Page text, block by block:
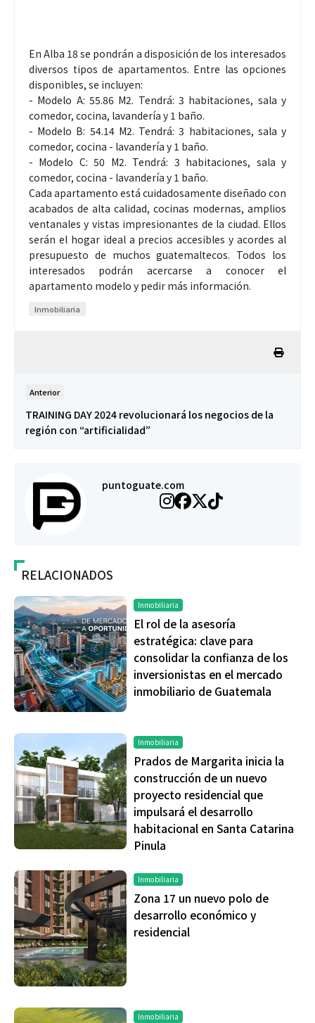
En Alba 18 se pondrán a disposición de los interesados
diversos tipos de apartamentos. Entre las opciones
disponibles, se incluyen:
- Modelo A: 55.86 M2. Tendrá: 3 habitaciones, sala y
comedor, cocina, lavandería y 1 baño.
- Modelo B: 54.14 M2. Tendrá: 3 habitaciones, sala y
comedor, cocina - lavandería y 1 baño.
- Modelo C: 50 M2. Tendrá: 3 habitaciones, sala y
comedor, cocina - lavandería y 1 baño.
Cada apartamento está cuidadosamente diseñado con
acabados de alta calidad, cocinas modernas, amplios
ventanales y vistas impresionantes de la ciudad. Ellos
serán el hogar ideal a precios accesibles y acordes al
presupuesto de muchos guatemaltecos. Todos los
interesados podrán acercarse a conocer el
apartamento modelo y pedir más información.
Inmobiliaria
Anterior
TRAINING DAY 2024 revolucionará los negocios de la
región con “artificialidad”
puntoguate.com
RELACIONADOS
Inmobiliaria
El rol de la asesoría
estratégica: clave para
consolidar la confianza de los
inversionistas en el mercado
inmobiliario de Guatemala
Inmobiliaria
Prados de Margarita inicia la
construcción de un nuevo
proyecto residencial que
impulsará el desarrollo
habitacional en Santa Catarina
Pinula
Inmobiliaria
Zona 17 un nuevo polo de
desarrollo económico y
residencial
Inmobiliaria